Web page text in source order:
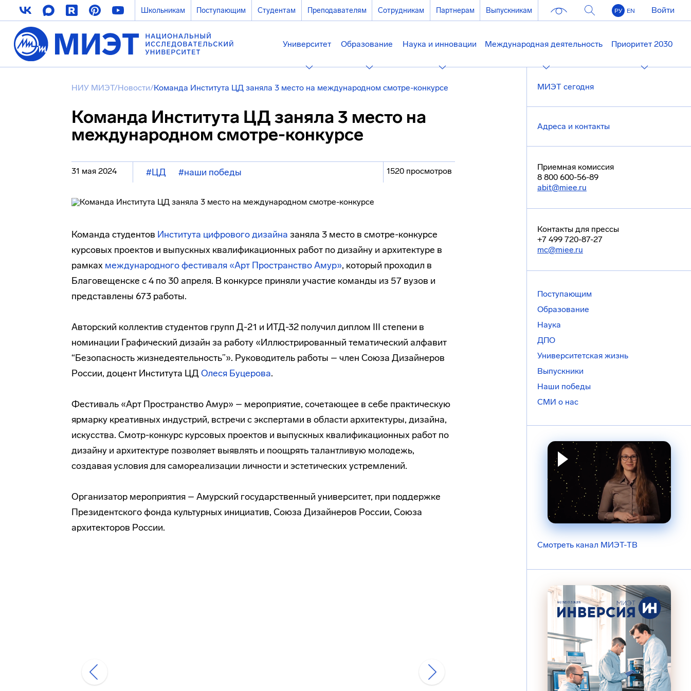
Школьникам Поступающим Студентам Преподавателям Сотрудникам Партнерам Выпускникам РУ EN Войти
Университет Образование Наука и инновации Международная деятельность Приоритет 2030
НИУ МИЭТ/Новости/Команда Института ЦД заняла 3 место на международном смотре-конкурсе
Команда Института ЦД заняла 3 место на
международном смотре-конкурсе
31 мая 2024 #ЦД #наши победы 1520 просмотров
Команда студентов Института цифрового дизайна заняла 3 место в смотре-конкурсе
курсовых проектов и выпускных квалификационных работ по дизайну и архитектуре в
рамках международного фестиваля «Арт Пространство Амур», который проходил в
Благовещенске с 4 по 30 апреля. В конкурсе приняли участие команды из 57 вузов и
представлены 673 работы.
Авторский коллектив студентов групп Д-21 и ИТД-32 получил диплом III степени в
номинации Графический дизайн за работу «Иллюстрированный тематический алфавит
“Безопасность жизнедеятельность”». Руководитель работы – член Союза Дизайнеров
России, доцент Института ЦД Олеся Буцерова.
Фестиваль «Арт Пространство Амур» – мероприятие, сочетающее в себе практическую
ярмарку креативных индустрий, встречи с экспертами в области архитектуры, дизайна,
искусства. Смотр-конкурс курсовых проектов и выпускных квалификационных работ по
дизайну и архитектуре позволяет выявлять и поощрять талантливую молодежь,
создавая условия для самореализации личности и эстетических устремлений.
Организатор мероприятия – Амурский государственный университет, при поддержке
Президентского фонда культурных инициатив, Союза Дизайнеров России, Союза
архитекторов России.
МИЭТ сегодня
Адреса и контакты
Приемная комиссия
8 800 600-56-89
abit@miee.ru
Контакты для прессы
+7 499 720-87-27
mc@miee.ru
Поступающим
Образование
Наука
ДПО
Университетская жизнь
Выпускники
Наши победы
СМИ о нас
Смотреть канал МИЭТ-ТВ